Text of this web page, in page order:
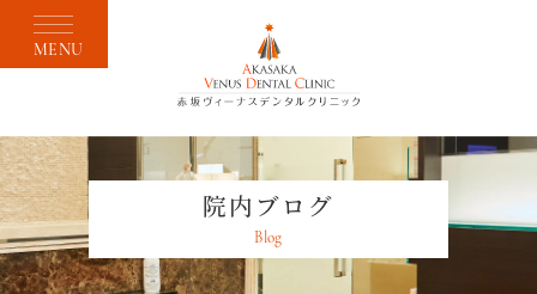
MENU
院内ブログ
Blog